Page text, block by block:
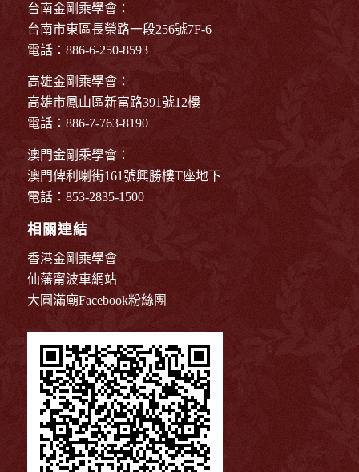
台南金剛乘學會：
台南市東區長榮路一段256號7F-6
電話：886-6-250-8593
高雄金剛乘學會：
高雄市鳳山區新富路391號12樓
電話：886-7-763-8190
澳門金剛乘學會：
澳門俾利喇街161號興勝樓T座地下
電話：853-2835-1500
相關連結
香港金剛乘學會
仙藩甯波車網站
大圓滿廟Facebook粉絲團